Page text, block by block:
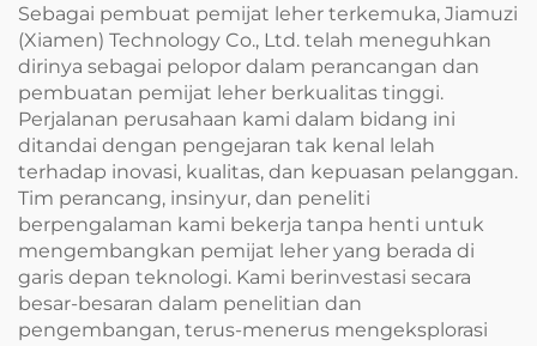
Sebagai pembuat pemijat leher terkemuka, Jiamuzi
(Xiamen) Technology Co., Ltd. telah meneguhkan
dirinya sebagai pelopor dalam perancangan dan
pembuatan pemijat leher berkualitas tinggi.
Perjalanan perusahaan kami dalam bidang ini
ditandai dengan pengejaran tak kenal lelah
terhadap inovasi, kualitas, dan kepuasan pelanggan.
Tim perancang, insinyur, dan peneliti
berpengalaman kami bekerja tanpa henti untuk
mengembangkan pemijat leher yang berada di
garis depan teknologi. Kami berinvestasi secara
besar-besaran dalam penelitian dan
pengembangan, terus-menerus mengeksplorasi